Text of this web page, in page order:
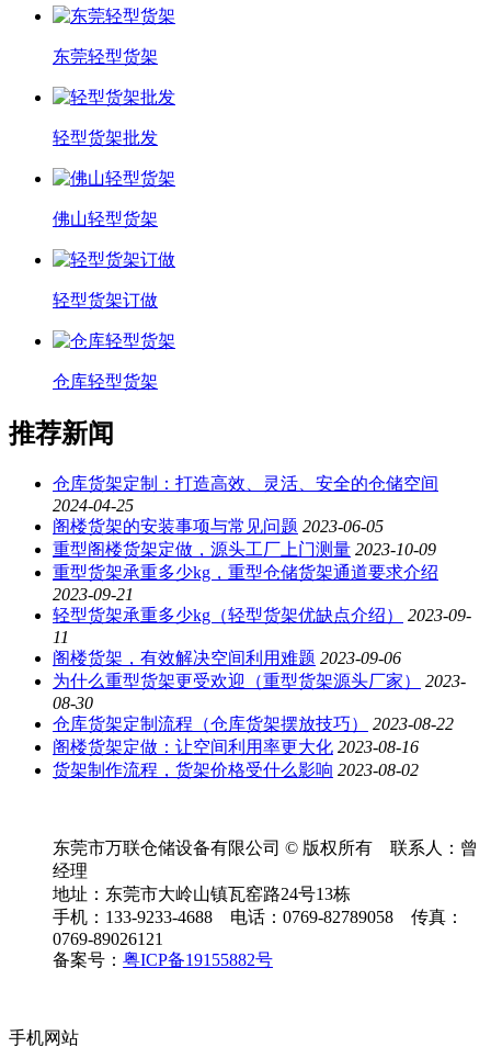
东莞轻型货架
轻型货架批发
佛山轻型货架
轻型货架订做
仓库轻型货架
推荐新闻
仓库货架定制：打造高效、灵活、安全的仓储空间
2024-04-25
阁楼货架的安装事项与常见问题 2023-06-05
重型阁楼货架定做，源头工厂上门测量 2023-10-09
重型货架承重多少kg，重型仓储货架通道要求介绍
2023-09-21
轻型货架承重多少kg（轻型货架优缺点介绍）
2023-09-
11
阁楼货架，有效解决空间利用难题 2023-09-06
为什么重型货架更受欢迎（重型货架源头厂家）
2023-
08-30
仓库货架定制流程（仓库货架摆放技巧）
2023-08-22
阁楼货架定做：让空间利用率更大化 2023-08-16
货架制作流程，货架价格受什么影响 2023-08-02
东莞市万联仓储设备有限公司 © 版权所有 联系人：曾
经理
地址：东莞市大岭山镇瓦窑路24号13栋
手机：133-9233-4688 电话：0769-82789058 传真：
0769-89026121
备案号： 粤ICP备19155882号
手机网站